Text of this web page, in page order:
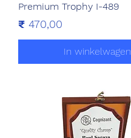
Premium Trophy I-489
Prijs
₹ 470,00
In winkelwagen